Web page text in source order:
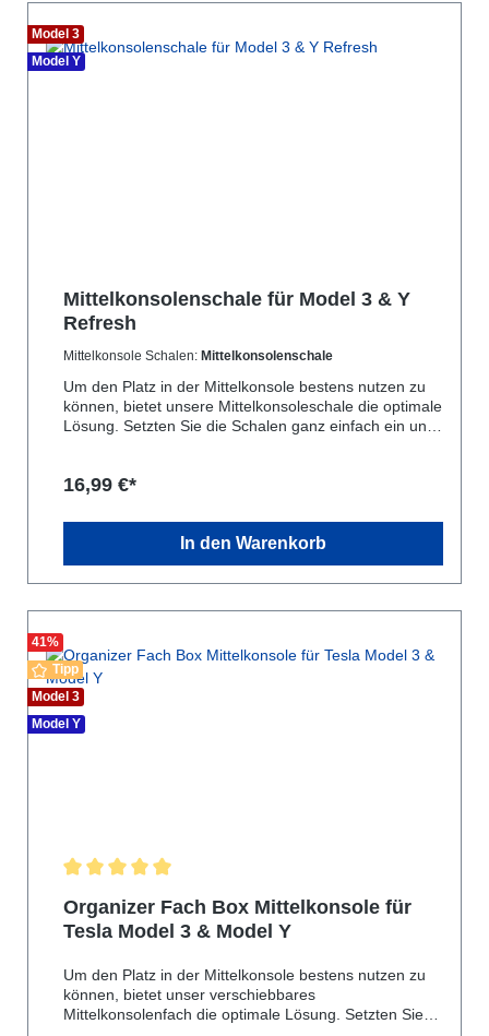
Model 3
Model Y
Mittelkonsolenschale für Model 3 & Y
Refresh
Mittelkonsole Schalen: Mittelkonsolenschale
Um den Platz in der Mittelkonsole bestens nutzen zu
können, bietet unsere Mittelkonsoleschale die optimale
Lösung. Setzten Sie die Schalen ganz einfach ein und
können. Das Fach in der Mittelkonsole lässt sich
verstauten Dinge kommen.
16,99 €*
In den Warenkorb
41%
Tipp
Model 3
Model Y
Organizer Fach Box Mittelkonsole für
Tesla Model 3 & Model Y
Um den Platz in der Mittelkonsole bestens nutzen zu
können, bietet unser verschiebbares
Mittelkonsolenfach die optimale Lösung. Setzten Sie